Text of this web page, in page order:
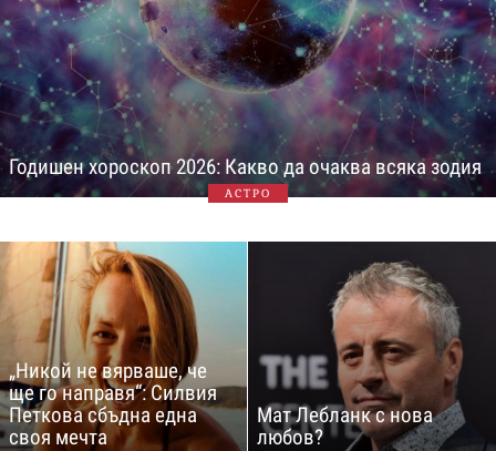
Годишен хороскоп 2026: Какво да очаква всяка зодия
АСТРО
„Никой не вярваше, че
ще го направя“: Силвия
Петкова сбъдна една
своя мечта
Мат Лебланк с нова
любов?